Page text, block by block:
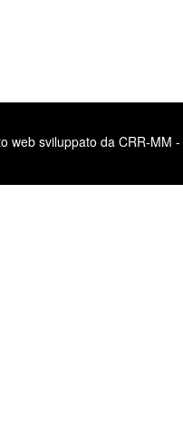
web sviluppato da CRR-MM